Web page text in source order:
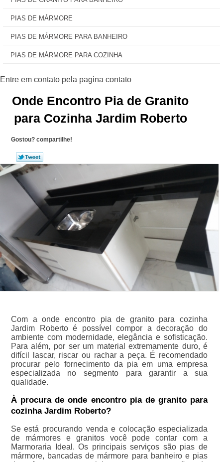
PIAS DE MÁRMORE
PIAS DE MÁRMORE PARA BANHEIRO
PIAS DE MÁRMORE PARA COZINHA
Onde Encontro Pia de Granito
para Cozinha Jardim Roberto
Gostou? compartilhe!
Com a onde encontro pia de granito para cozinha
Jardim Roberto é possível compor a decoração do
ambiente com modernidade, elegância e sofisticação.
Para além, por ser um material extremamente duro, é
difícil lascar, riscar ou rachar a peça. É recomendado
procurar pelo fornecimento da pia em uma empresa
especializada no segmento para garantir a sua
qualidade.
À procura de onde encontro pia de granito para
cozinha Jardim Roberto?
Se está procurando venda e colocação especializada
de mármores e granitos você pode contar com a
Marmoraria Ideal. Os principais serviços são pias de
mármore, bancadas de mármore para banheiro e pias